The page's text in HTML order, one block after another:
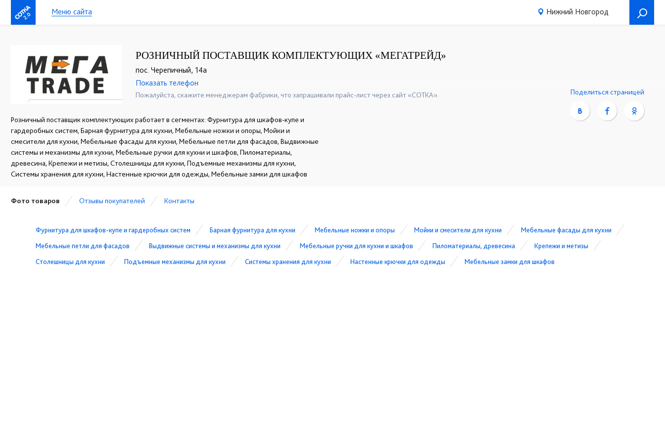
2.0 Меню сайта Нижний Новгород
РОЗНИЧНЫЙ ПОСТАВЩИК КОМПЛЕКТУЮЩИХ «МЕГАТРЕЙД»
пос. Черепичный, 14а
☎+7(831)463-54-64
Показать телефон
Пожалуйста, скажите менеджерам фабрики, что запрашивали прайс-лист через сайт «СОТКА».
Розничный поставщик комплектующих работает в сегментах: Фурнитура для шкафов-купе и
гардеробных систем, Барная фурнитура для кухни, Мебельные ножки и опоры, Мойки и
смесители для кухни, Мебельные фасады для кухни, Мебельные петли для фасадов, Выдвижные
системы и механизмы для кухни, Мебельные ручки для кухни и шкафов, Пиломатериалы,
древесина, Крепежи и метизы, Столешницы для кухни, Подъемные механизмы для кухни,
Системы хранения для кухни, Настенные крючки для одежды, Мебельные замки для шкафов
Поделиться страницей
Фото товаров Отзывы покупателей Контакты
Фурнитура для шкафов-купе и гардеробных систем Барная фурнитура для кухни Мебельные ножки и опоры Мойки и смесители для кухни
Мебельные фасады для кухни
Мебельные петли для фасадов
Выдвижные системы и механизмы для кухни Мебельные ручки для кухни и шкафов Пиломатериалы, древесина
Крепежи и метизы
Столешницы для кухни
Подъемные механизмы для кухни Системы хранения для кухни Настенные крючки для одежды Мебельные замки для шкафов